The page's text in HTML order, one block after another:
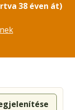
38 éven át)